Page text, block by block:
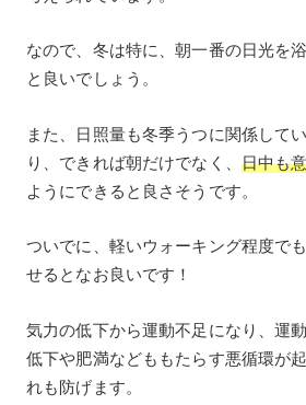
なので、冬は特に、朝一番の日光を
と良いでしょう。
また、日照量も冬季うつに関係して
り、できれば朝だけでなく、 日中も
ようにできると良さそうです。
ついでに、軽いウォーキング程度で
せるとなお良いです！
気力の低下から運動不足になり、運
低下や肥満などももたらす悪循環が
れも防げます。